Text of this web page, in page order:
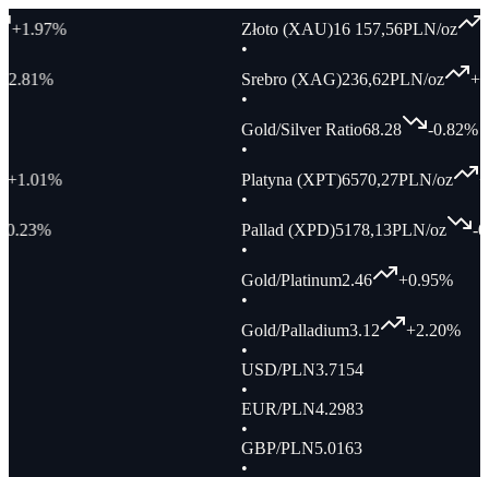
% Złoto (XAU) 16 157,56PLN/oz +1.97%
Srebro (XAG) 236,62PLN/oz +2.81%
Gold/Silver Ratio68.28 -0.82%
Platyna (XPT)6570,27PLN/oz +1.01%
Pallad (XPD)5178,13PLN/oz -0.23%
Gold/Platinum2.46 +0.95%
Gold/Palladium3.12 +2.20%
USD/PLN3.7154
EUR/PLN4.2983
GBP/PLN5.0163